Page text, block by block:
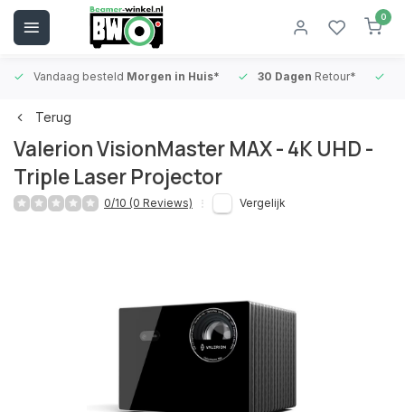
0
Vandaag besteld Morgen in Huis* 30 Dagen Retour*
Terug
Valerion VisionMaster MAX - 4K UHD -
Triple Laser Projector
0/10 (0 Reviews) Vergelijk